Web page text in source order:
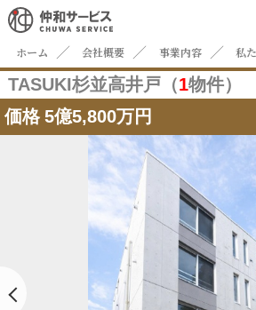
ホーム 会社概要 事業内容 私
TASUKI杉並高井戸（1物件）
価格 5億5,800万円